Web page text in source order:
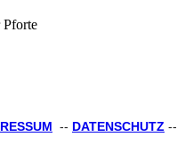
-- DATENSCHUTZ --